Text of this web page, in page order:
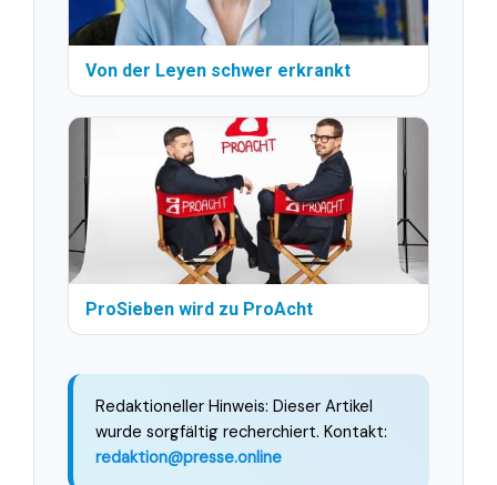
Von der Leyen schwer erkrankt
ProSieben wird zu ProAcht
Redaktioneller Hinweis: Dieser Artikel
wurde sorgfältig recherchiert. Kontakt:
redaktion@presse.online